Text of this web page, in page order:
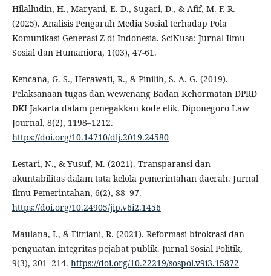
Hilalludin, H., Maryani, E. D., Sugari, D., & Afif, M. F. R.
(2025). Analisis Pengaruh Media Sosial terhadap Pola
Komunikasi Generasi Z di Indonesia. SciNusa: Jurnal Ilmu
Sosial dan Humaniora, 1(03), 47-61.
Kencana, G. S., Herawati, R., & Pinilih, S. A. G. (2019).
Pelaksanaan tugas dan wewenang Badan Kehormatan DPRD
DKI Jakarta dalam penegakkan kode etik. Diponegoro Law
Journal, 8(2), 1198–1212.
https://doi.org/10.14710/dlj.2019.24580
Lestari, N., & Yusuf, M. (2021). Transparansi dan
akuntabilitas dalam tata kelola pemerintahan daerah. Jurnal
Ilmu Pemerintahan, 6(2), 88–97.
https://doi.org/10.24905/jip.v6i2.1456
Maulana, I., & Fitriani, R. (2021). Reformasi birokrasi dan
penguatan integritas pejabat publik. Jurnal Sosial Politik,
9(3), 201–214. https://doi.org/10.22219/sospol.v9i3.15872